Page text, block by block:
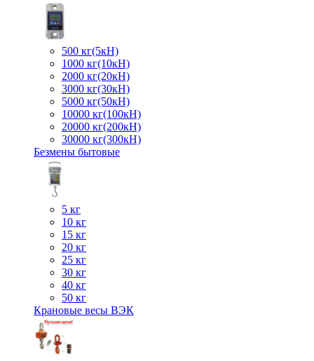
500 кг(5кН)
1000 кг(10кН)
2000 кг(20кН)
3000 кг(30кН)
5000 кг(50кН)
10000 кг(100кН)
20000 кг(200кН)
30000 кг(300кН)
Безмены бытовые
5 кг
10 кг
15 кг
20 кг
25 кг
30 кг
40 кг
50 кг
Крановые весы ВЭК